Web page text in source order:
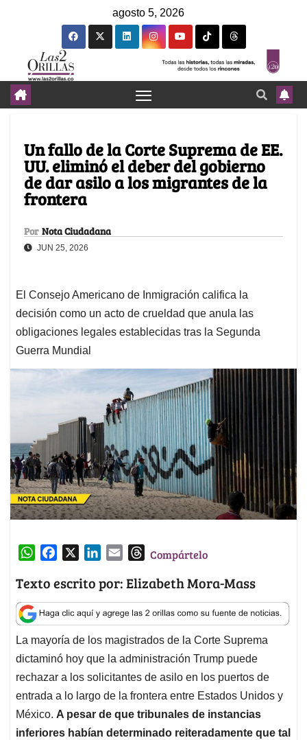
agosto 5, 2026
Un fallo de la Corte Suprema de EE.
UU. eliminó el deber del gobierno
de dar asilo a los migrantes de la
frontera
Por Nota Ciudadana
JUN 25, 2026
El Consejo Americano de Inmigración califica la
decisión como un acto de crueldad que anula las
obligaciones legales establecidas tras la Segunda
Guerra Mundial
W
a
t
s
A
p
c
e
b
o
o
k
n
k
e
d
n
a
i
l
T
r
e
a
d
Compártelo
Texto escrito por: Elizabeth Mora-Mass
La mayoría de los magistrados de la Corte Suprema
dictaminó hoy que la administración Trump puede
rechazar a los solicitantes de asilo en los puertos de
entrada a lo largo de la frontera entre Estados Unidos y
México. A pesar de que tribunales de instancias
inferiores habían determinado reiteradamente que tal